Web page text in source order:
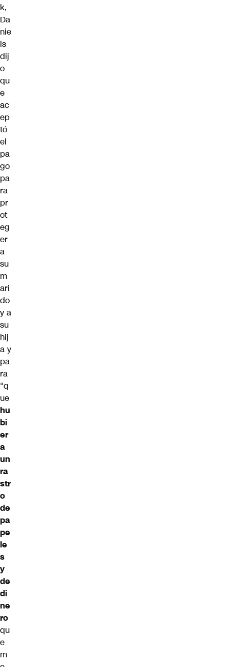
k,
Da
nie
ls
dij
o
qu
e
ac
ep
tó
el
pa
go
pa
ra
pr
ot
eg
er
a
su
m
ari
do
y a
su
hij
a y
pa
ra
“q
ue
hu
bi
er
a
un
ra
str
o
de
pa
pe
le
s
y
de
di
ne
ro
qu
e
m